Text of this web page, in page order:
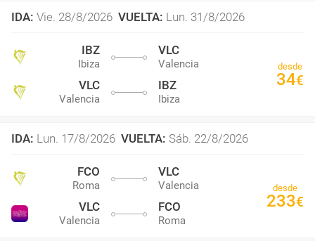
IDA: Vie. 28/8/2026 VUELTA: Lun. 31/8/2026
IBZ
Ibiza
VLC
Valencia
VLC
Valencia
IBZ
Ibiza
desde
34€
IDA: Lun. 17/8/2026 VUELTA: Sáb. 22/8/2026
FCO
Roma
VLC
Valencia
VLC
Valencia
FCO
Roma
desde
233€